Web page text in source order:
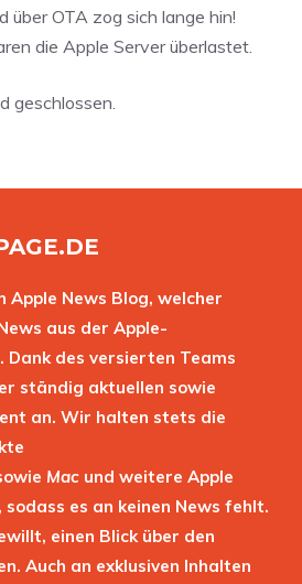
über OTA zog sich lange hin!
die Apple Server überlastet.
geschlossen.
Apple News Blog, welcher
aus der Apple-
des versierten Teams
ständig aktuellen sowie
an. Wir halten stets die
Mac und weitere Apple
es an keinen News fehlt.
einen Blick über den
Auch an exklusiven Inhalten